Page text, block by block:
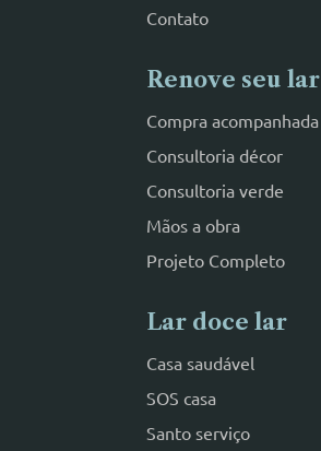
Contato
Renove seu lar
Compra acompanhada
Consultoria décor
Consultoria verde
Mãos a obra
Projeto Completo
Lar doce lar
Casa saudável
SOS casa
Santo serviço